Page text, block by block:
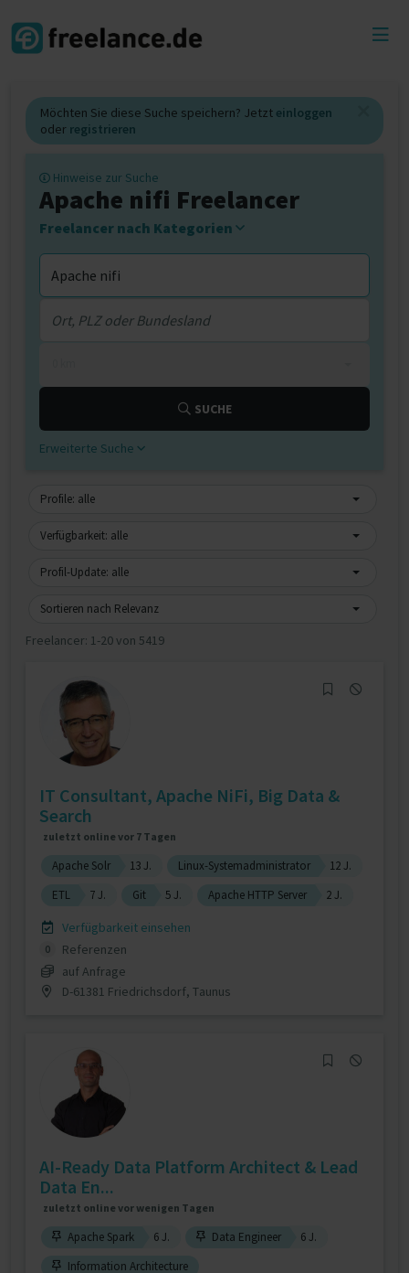
Möchten Sie diese Suche speichern? Jetzt einloggen
oder registrieren
Hinweise zur Suche
Apache nifi Freelancer
Freelancer nach Kategorien
SUCHE
Erweiterte Suche
Profile: alle
Verfügbarkeit: alle
Profil-Update: alle
Sortieren nach Relevanz
Freelancer: 1-20 von 5419
IT Consultant, Apache NiFi, Big Data &
Search
zuletzt online vor 7 Tagen
Apache Solr 13 J. Linux-Systemadministrator
12 J.
ETL
7 J. Git 5 J. Apache HTTP Server 2 J.
Verfügbarkeit einsehen
0
Referenzen
auf Anfrage
D-61381 Friedrichsdorf, Taunus
AI-Ready Data Platform Architect & Lead
Data En...
zuletzt online vor wenigen Tagen
Apache Spark 6 J. Data Engineer
6 J.
Information Architecture